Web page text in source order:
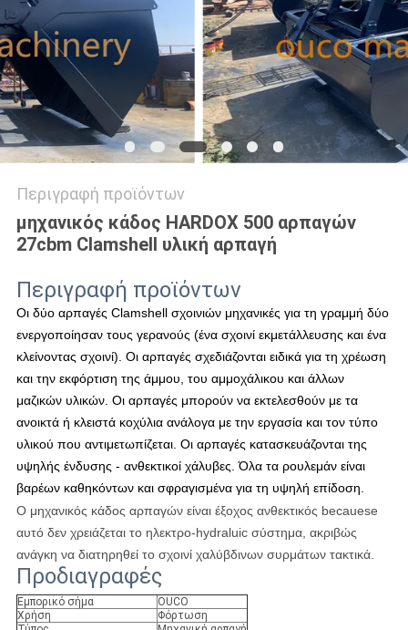
ΠΟΛΙΤΙΚΉ
ΑΠΟΡΡΉΤΟΥ
Περιγραφή προϊόντων
μηχανικός κάδος HARDOX 500 αρπαγών
27cbm Clamshell υλική αρπαγή
Περιγραφή προϊόντων
Οι δύο αρπαγές Clamshell σχοινιών μηχανικές για τη γραμμή δύο
ενεργοποίησαν τους γερανούς (ένα σχοινί εκμετάλλευσης και ένα
κλείνοντας σχοινί). Οι αρπαγές σχεδιάζονται ειδικά για τη χρέωση
και την εκφόρτιση της άμμου, του αμμοχάλικου και άλλων
μαζικών υλικών. Οι αρπαγές μπορούν να εκτελεσθούν με τα
ανοικτά ή κλειστά κοχύλια ανάλογα με την εργασία και τον τύπο
υλικού που αντιμετωπίζεται. Οι αρπαγές κατασκευάζονται της
υψηλής ένδυσης - ανθεκτικοί χάλυβες. Όλα τα ρουλεμάν είναι
βαρέων καθηκόντων και σφραγισμένα για τη υψηλή επίδοση.
Ο μηχανικός κάδος αρπαγών είναι έξοχος ανθεκτικός becauese
αυτό δεν χρειάζεται το ηλεκτρο-hydraluic σύστημα, ακριβώς
ανάγκη να διατηρηθεί το σχοινί χαλύβδινων συρμάτων τακτικά.
Προδιαγραφές
Εμπορικό σήμα
OUCO
Χρήση
Φόρτωση